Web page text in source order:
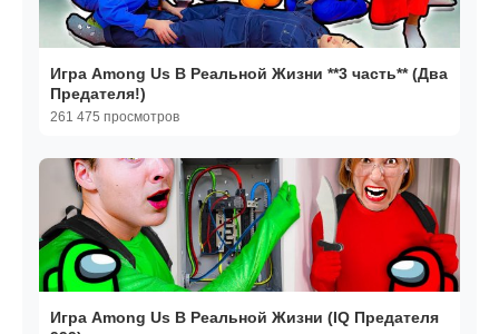
Игра Among Us В Реальной Жизни **3 часть** (Два
Предателя!)
261 475 просмотров
Игра Among Us В Реальной Жизни (IQ Предателя